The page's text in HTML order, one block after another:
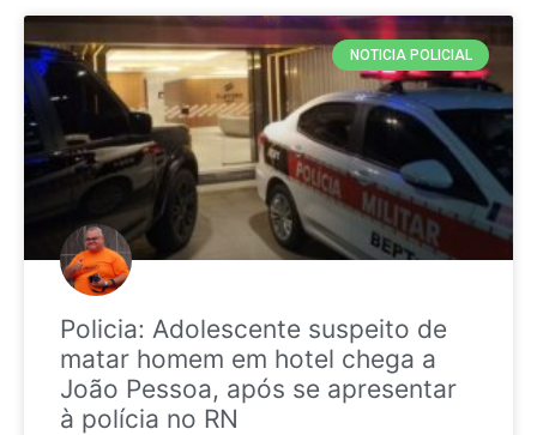
NOTICIA POLICIAL
Policia: Adolescente suspeito de
matar homem em hotel chega a
João Pessoa, após se apresentar
à polícia no RN